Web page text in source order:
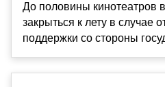
До половины кинотеатров
закрыться к лету в случае
поддержки со стороны